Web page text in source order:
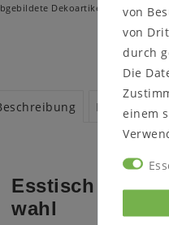
Dekoartikel und
Prospekte
Esstisch mit 1
wahl
von
von
durch
Die
einem